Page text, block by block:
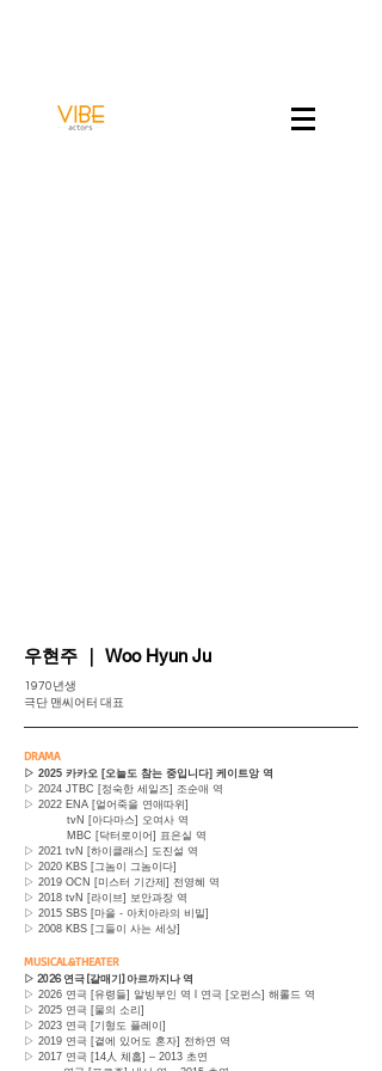
우현주 ｜ Woo Hyun Ju
1970년생
극단 맨씨어터 대표
DRAMA
▷ 2025 카카오 [오늘도 참는 중입니다] 케이트앙 역
▷ 2024 JTBC [정숙한 세일즈] 조순애 역
▷ 2022 ENA [얼어죽을 연애따위]
tvN [아다마스] 오여사 역
MBC [닥터로이어] 표은실 역
▷ 2021 tvN [하이클래스] 도진설 역
▷ 2020 KBS [그놈이 그놈이다]
▷ 2019 OCN [미스터 기간제] 전영혜 역
▷ 2018 tvN [라이브] 보안과장 역
▷ 2015 SBS [마을 - 아치아라의 비밀]
▷ 2008 KBS [그들이 사는 세상]
MUSICAL&THEATER
▷ 2026 연극 [갈매기] 아르까지나 역
▷ 2026 연극 [유령들] 알빙부인 역
연극 [오펀스] 해롤드 역
▷ 2025 연극 [물의 소리]
▷ 2023 연극 [기형도 플레이]
▷ 2019 연극 [곁에 있어도 혼자] 전하연 역
▷ 2017 연극 [14人 체홉] – 2013 초연